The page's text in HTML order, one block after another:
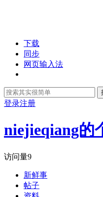
下载
同步
网页输入法
登录注册
niejieqiang的
访问量9
新鲜事
帖子